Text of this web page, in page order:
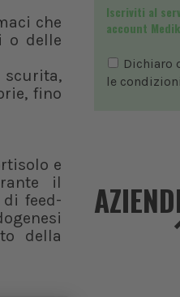
che
o delle
fino
e
il
feed-
della
Iscriviti al
account
Dichiaro
le